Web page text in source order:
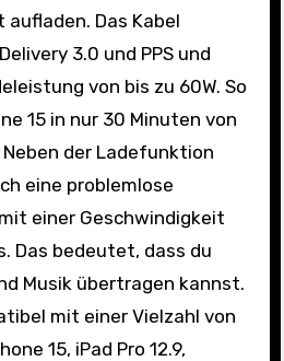
Das Kabel
3.0 und PPS und
von bis zu 60W. So
15 in nur 30 Minuten von
der Ladefunktion
eine problemlose
einer Geschwindigkeit
Das bedeutet, dass du
Musik übertragen kannst.
mit einer Vielzahl von
15, iPad Pro 12.9,